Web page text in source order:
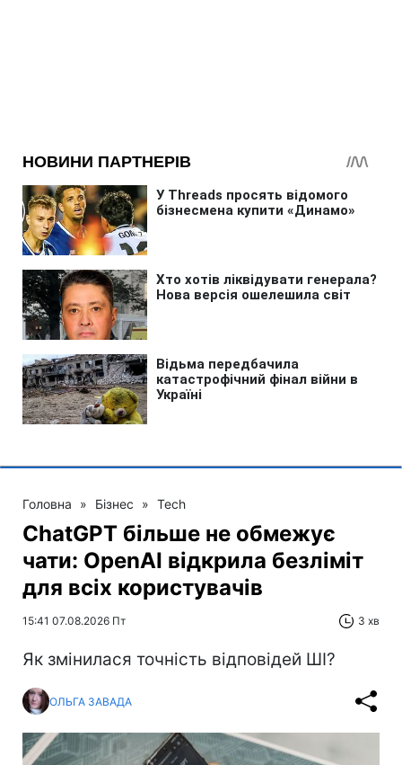
Головна » Бізнес » Tech
ChatGPT більше не обмежує
чати: OpenAI відкрила безліміт
для всіх користувачів
15:41 07.08.2026 Пт 3 хв
Як змінилася точність відповідей ШІ?
ОЛЬГА ЗАВАДА